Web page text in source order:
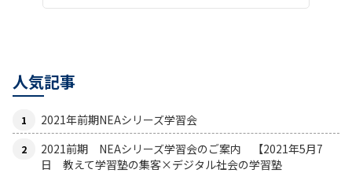
人気記事
2021年前期NEAシリーズ学習会
2021前期 NEAシリーズ学習会のご案内 【2021年5月7
日 教えて学習塾の集客×デジタル社会の学習塾